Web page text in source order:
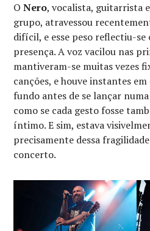
ONero, vocalista, guitarrista
grupo, atravessou
difícil, e esse peso reflectiu-se
presença. A voz vacilou nas
mantiveram-se muitas vezes
canções, e houve instantes
fundo antes de se lançar
como se cada gesto fosse
íntimo. E sim, estava
precisamente dessa
concerto.